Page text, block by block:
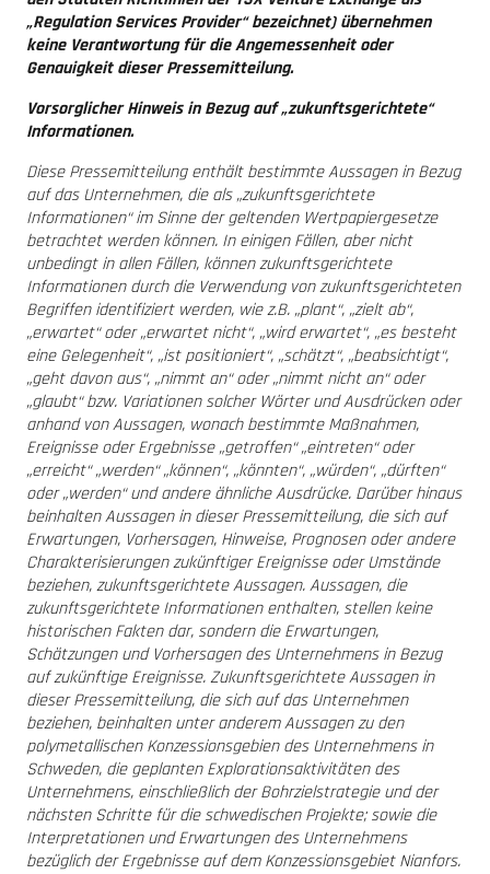
„Regulation Services Provider“ bezeichnet) übernehmen
keine Verantwortung für die Angemessenheit oder
Genauigkeit dieser Pressemitteilung.
Vorsorglicher Hinweis in Bezug auf „zukunftsgerichtete“
Informationen.
Diese Pressemitteilung enthält bestimmte Aussagen in Bezug
auf das Unternehmen, die als „zukunftsgerichtete
Informationen“ im Sinne der geltenden Wertpapiergesetze
betrachtet werden können. In einigen Fällen, aber nicht
unbedingt in allen Fällen, können zukunftsgerichtete
Informationen durch die Verwendung von zukunftsgerichteten
Begriffen identifiziert werden, wie z.B. „plant“, „zielt ab“,
„erwartet“ oder „erwartet nicht“, „wird erwartet“, „es besteht
eine Gelegenheit“, „ist positioniert“, „schätzt“, „beabsichtigt“,
„geht davon aus“, „nimmt an“ oder „nimmt nicht an“ oder
„glaubt“ bzw. Variationen solcher Wörter und Ausdrücken oder
anhand von Aussagen, wonach bestimmte Maßnahmen,
Ereignisse oder Ergebnisse „getroffen“ „eintreten“ oder
„erreicht“ „werden“ „können“, „könnten“, „würden“, „dürften“
oder „werden“ und andere ähnliche Ausdrücke. Darüber hinaus
beinhalten Aussagen in dieser Pressemitteilung, die sich auf
Erwartungen, Vorhersagen, Hinweise, Prognosen oder andere
Charakterisierungen zukünftiger Ereignisse oder Umstände
beziehen, zukunftsgerichtete Aussagen. Aussagen, die
zukunftsgerichtete Informationen enthalten, stellen keine
historischen Fakten dar, sondern die Erwartungen,
Schätzungen und Vorhersagen des Unternehmens in Bezug
auf zukünftige Ereignisse. Zukunftsgerichtete Aussagen in
dieser Pressemitteilung, die sich auf das Unternehmen
beziehen, beinhalten unter anderem Aussagen zu den
polymetallischen Konzessionsgebien des Unternehmens in
Schweden, die geplanten Explorationsaktivitäten des
Unternehmens, einschließlich der Bohrzielstrategie und der
nächsten Schritte für die schwedischen Projekte; sowie die
Interpretationen und Erwartungen des Unternehmens
bezüglich der Ergebnisse auf dem Konzessionsgebiet Nianfors.